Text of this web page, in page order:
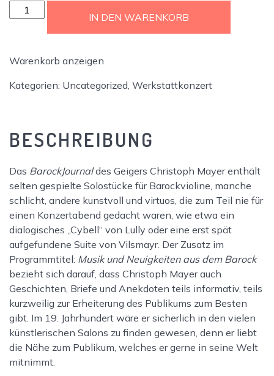
BarockJournal
-
Ort
Ticket
IN DEN WARENKORB
Warenkorb anzeigen
Kategorien: Uncategorized Werkstattkonzert
BESCHREIBUNG
Das BarockJournaldes Geigers Christoph Mayer enthält
selten gespielte Solostücke für Barockvioline, manche
schlicht, andere kunstvoll und virtuos, die zum Teil nie für
einen Konzertabend gedacht waren, wie etwa ein
dialogisches „Cybell“ von Lully oder eine erst spät
aufgefundene Suite von Vilsmayr. Der Zusatz im
Programmtitel: Musik und Neuigkeiten aus dem Barock
bezieht sich darauf, dass Christoph Mayer auch
Geschichten, Briefe und Anekdoten teils informativ, teils
kurzweilig zur Erheiterung des Publikums zum Besten
gibt. Im 19. Jahrhundert wäre er sicherlich in den vielen
künstlerischen Salons zu finden gewesen, denn er liebt
die Nähe zum Publikum, welches er gerne in seine Welt
mitnimmt.